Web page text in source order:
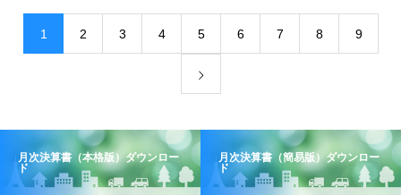
1 2 3 4 5 6 7 8 9
月次決算書（本格版）ダウンロー
ド
月次決算書（簡易版）ダウンロー
ド